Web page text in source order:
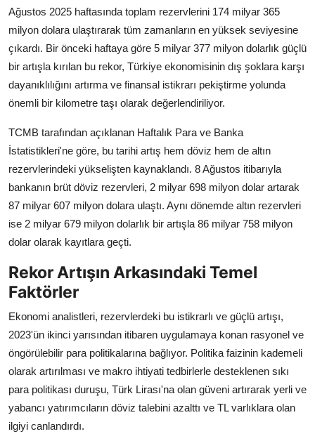
Haber Ekle Para Kazan
İletişim
Ağustos 2025 haftasında toplam rezervlerini 174 milyar 365
milyon dolara ulaştırarak tüm zamanların en yüksek seviyesine
çıkardı. Bir önceki haftaya göre 5 milyar 377 milyon dolarlık güçlü
bir artışla kırılan bu rekor, Türkiye ekonomisinin dış şoklara karşı
dayanıklılığını artırma ve finansal istikrarı pekiştirme yolunda
önemli bir kilometre taşı olarak değerlendiriliyor.
TCMB tarafından açıklanan Haftalık Para ve Banka
İstatistikleri'ne göre, bu tarihi artış hem döviz hem de altın
rezervlerindeki yükselişten kaynaklandı. 8 Ağustos itibarıyla
bankanın brüt döviz rezervleri, 2 milyar 698 milyon dolar artarak
87 milyar 607 milyon dolara ulaştı. Aynı dönemde altın rezervleri
ise 2 milyar 679 milyon dolarlık bir artışla 86 milyar 758 milyon
dolar olarak kayıtlara geçti.
Rekor Artışın Arkasındaki Temel
Faktörler
Ekonomi analistleri, rezervlerdeki bu istikrarlı ve güçlü artışı,
2023'ün ikinci yarısından itibaren uygulamaya konan rasyonel ve
öngörülebilir para politikalarına bağlıyor. Politika faizinin kademeli
olarak artırılması ve makro ihtiyati tedbirlerle desteklenen sıkı
para politikası duruşu, Türk Lirası'na olan güveni artırarak yerli ve
yabancı yatırımcıların döviz talebini azalttı ve TL varlıklara olan
ilgiyi canlandırdı.